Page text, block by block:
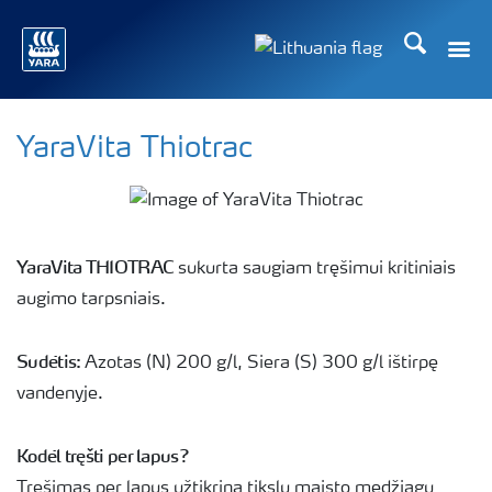
Ieškoti
YaraVita Thiotrac
YaraVita THIOTRAC sukurta saugiam tręšimui kritiniais
augimo tarpsniais.
Sudėtis: Azotas (N) 200 g/l, Siera (S) 300 g/l ištirpę
vandenyje.
Kodėl tręšti per lapus?